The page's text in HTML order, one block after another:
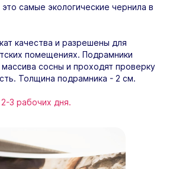
самые экологические чернила в
качества и разрешены для
помещениях. Подрамники
массива сосны и проходят проверку
Толщина подрамника - 2 см.
3 рабочих дня.